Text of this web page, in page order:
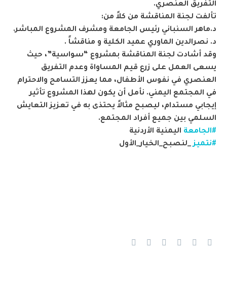
التفريق العنصري.
تألفت لجنة المناقشة من كلاً من:
د.ماهر السنباني رئيس الجامعة ومشرف المشروع المباشر.
د. نصرالدين الماوري عميد الكلية و مناقشاً .
وقد أشادت لجنة المناقشة بمشروع “سواسية”، حيث
يسعى العمل على زرع قيم المساواة وعدم التفريق
العنصري في نفوس الأطفال، مما يعزز التسامح والاحترام
في المجتمع اليمني. نأمل أن يكون لهذا المشروع تأثير
إيجابي مستدام، ليصبح مثالاً يحتذى به في تعزيز التعايش
السلمي بين جميع أفراد المجتمع.
#الجامعة اليمنية الأردنية
#نتميز_لنصبح_الخيار_الأول